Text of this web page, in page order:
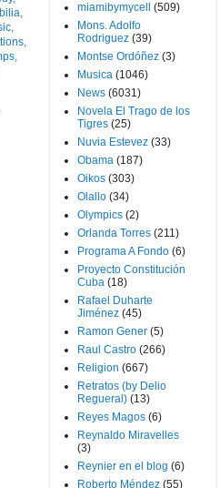
miamibymycell
(509)
Mons. Adolfo
Rodriguez (39)
Montse Ordóñez (3)
Musica (1046)
News (6031)
Novela El Trago de los
Tigres (25)
Nuvia Estevez (33)
Obama (187)
Oikos (303)
Olallo (34)
Olympics (2)
Orlanda Torres (211)
Programa A Fondo (6)
Proyecto Constitución
Cuba (18)
Rafael Duharte
Jiménez (45)
Ramon Gener (5)
Raul Castro (266)
Religion (667)
Retratos (by Delio
Regueral) (13)
Reyes Magos (6)
Reynaldo Miravelles
(3)
Reynier en el blog (6)
Roberto Méndez (55)